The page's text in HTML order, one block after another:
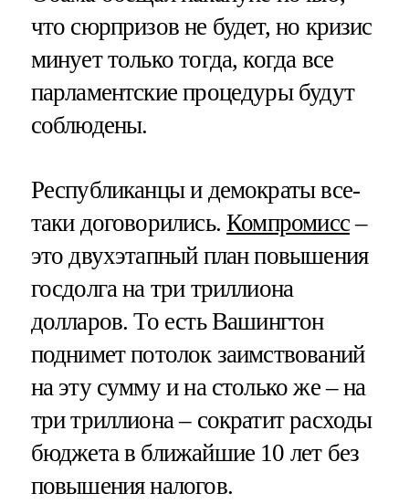
что сюрпризов не будет, но кризис
минует только тогда, когда все
парламентские процедуры будут
соблюдены.
Республиканцы и демократы все-
таки договорились.Компромисс–
это двухэтапный план повышения
госдолга на три триллиона
долларов. То есть Вашингтон
поднимет потолок заимствований
на эту сумму и на столько же – на
три триллиона – сократит расходы
бюджета в ближайшие 10 лет без
повышения налогов.